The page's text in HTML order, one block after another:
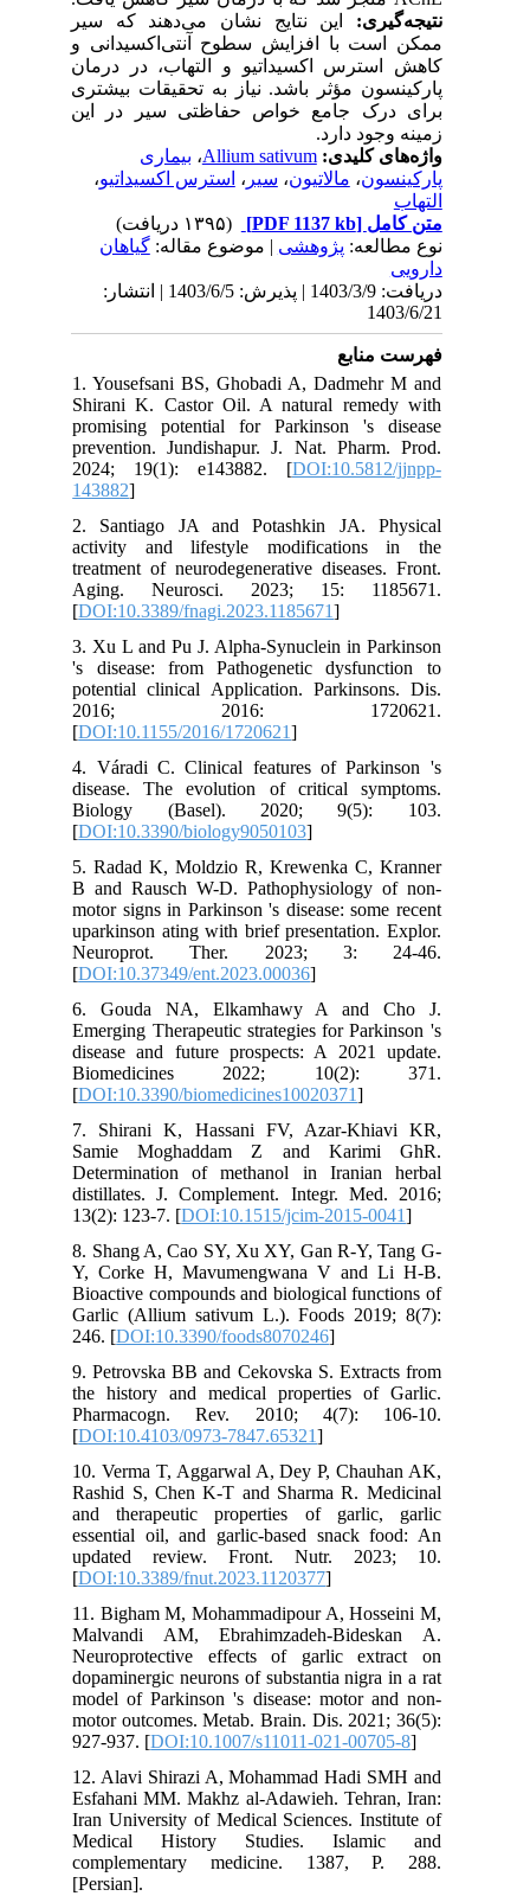
نتیجه‌گیری:این نتایج نشان می‌دهند که سیر
ممکن است با افزایش سطوح آنتی‌اکسیدانی و
کاهش استرس اکسیداتیو و التهاب، در درمان
پارکینسون مؤثر باشد. نیاز به تحقیقات بیشتری
برای درک جامع خواص حفاظتی سیر در این
زمینه وجود دارد.
واژه‌های کلیدی:Allium sativum،بیماری
پارکینسون،مالاتیون،سیر،استرس اکسیداتیو،
التهاب
متن کامل[PDF 1137 kb]
(۱۳۹۵ دریافت)
نوع مطالعه:پژوهشی| موضوع مقاله:گياهان
دارویی
دریافت: 1403/3/9 | پذیرش: 1403/6/5 | انتشار:
1403/6/21
فهرست منابع
1. Yousefsani BS, Ghobadi A, Dadmehr M and
Shirani K. Castor Oil. A natural remedy with
promising potential for Parkinson 's disease
prevention. Jundishapur. J. Nat. Pharm. Prod.
2024; 19(1): e143882. [DOI:10.5812/jjnpp-
143882
2. Santiago JA and Potashkin JA. Physical
activity and lifestyle modifications in the
treatment of neurodegenerative diseases. Front.
Aging. Neurosci. 2023; 15: 1185671.
[DOI:10.3389/fnagi.2023.1185671
3. Xu L and Pu J. Alpha-Synuclein in Parkinson
's disease: from Pathogenetic dysfunction to
potential clinical Application. Parkinsons. Dis.
2016; 2016: 1720621.
[DOI:10.1155/2016/1720621
4. Váradi C. Clinical features of Parkinson 's
disease. The evolution of critical symptoms.
Biology (Basel). 2020; 9(5): 103.
[DOI:10.3390/biology9050103
5. Radad K, Moldzio R, Krewenka C, Kranner
B and Rausch W-D. Pathophysiology of non-
motor signs in Parkinson 's disease: some recent
uparkinson ating with brief presentation. Explor.
Neuroprot. Ther. 2023; 3: 24-46.
[DOI:10.37349/ent.2023.00036
6. Gouda NA, Elkamhawy A and Cho J.
Emerging Therapeutic strategies for Parkinson 's
disease and future prospects: A 2021 update.
Biomedicines 2022; 10(2): 371.
[DOI:10.3390/biomedicines10020371
7. Shirani K, Hassani FV, Azar-Khiavi KR,
Samie Moghaddam Z and Karimi GhR.
Determination of methanol in Iranian herbal
distillates. J. Complement. Integr. Med. 2016;
13(2): 123-7. [DOI:10.1515/jcim-2015-0041
8. Shang A, Cao SY, Xu XY, Gan R-Y, Tang G-
Y, Corke H, Mavumengwana V and Li H-B.
Bioactive compounds and biological functions of
Garlic (Allium sativum L.). Foods 2019; 8(7):
246. [DOI:10.3390/foods8070246
9. Petrovska BB and Cekovska S. Extracts from
the history and medical properties of Garlic.
Pharmacogn. Rev. 2010; 4(7): 106-10.
[DOI:10.4103/0973-7847.65321
10. Verma T, Aggarwal A, Dey P, Chauhan AK,
Rashid S, Chen K-T and Sharma R. Medicinal
and therapeutic properties of garlic, garlic
essential oil, and garlic-based snack food: An
updated review. Front. Nutr. 2023; 10.
[DOI:10.3389/fnut.2023.1120377
11. Bigham M, Mohammadipour A, Hosseini M,
Malvandi AM, Ebrahimzadeh-Bideskan A.
Neuroprotective effects of garlic extract on
dopaminergic neurons of substantia nigra in a rat
model of Parkinson 's disease: motor and non-
motor outcomes. Metab. Brain. Dis. 2021; 36(5):
927-937. [DOI:10.1007/s11011-021-00705-8
12. Alavi Shirazi A, Mohammad Hadi SMH and
Esfahani MM. Makhz al-Adawieh. Tehran, Iran:
Iran University of Medical Sciences. Institute of
Medical History Studies. Islamic and
complementary medicine. 1387, P. 288.
[Persian].